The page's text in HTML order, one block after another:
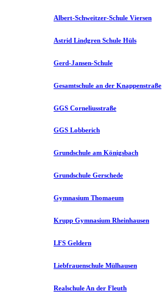
Albert-Schweitzer-Schule Viersen
Astrid Lindgren Schule Hüls
Gerd-Jansen-Schule
Gesamtschule an der Knappenstraße
GGS Corneliusstraße
GGS Lobberich
Grundschule am Königsbach
Grundschule Gerschede
Gymnasium Thomaeum
Krupp Gymnasium Rheinhausen
LFS Geldern
Liebfrauenschule Mülhausen​
Realschule An der Fleuth